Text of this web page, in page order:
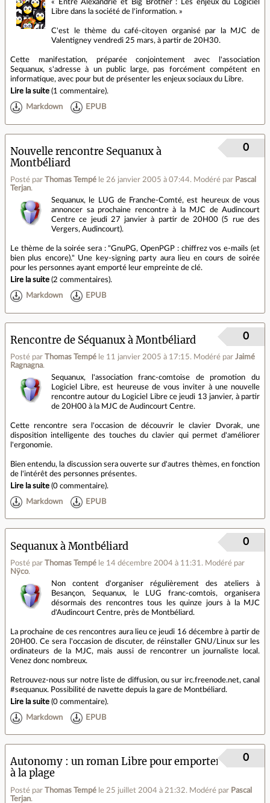
« Entre Alexandrie et Big Brother : Les enjeux du Logiciel
Libre dans la société de l'information. »
C'est le thème du café-citoyen organisé par la MJC de
Valentigney vendredi 25 mars, à partir de 20H30.
Cette manifestation, préparée conjointement avec l'association
Sequanux, s'adresse à un public large, pas forcément compétent en
informatique, avec pour but de présenter les enjeux sociaux du Libre.
Lire la suite (1 commentaire).
Markdown EPUB
Nouvelle rencontre Sequanux à
Montbéliard
Posté par Thomas Tempé le 26 janvier 2005 à 07:44. Modéré par Pascal
Terjan.
0
Sequanux, le LUG de Franche-Comté, est heureux de vous
annoncer sa prochaine rencontre à la MJC de Audincourt
Centre ce jeudi 27 janvier à partir de 20H00 (5 rue des
Vergers, Audincourt).
Le thème de la soirée sera : "GnuPG, OpenPGP : chiffrez vos e-mails (et
bien plus encore)." Une key-signing party aura lieu en cours de soirée
pour les personnes ayant emporté leur empreinte de clé.
Lire la suite (2 commentaires).
Markdown EPUB
Rencontre de Séquanux à Montbéliard
Posté par Thomas Tempé le 11 janvier 2005 à 17:15. Modéré par Jaimé
Ragnagna.
0
Sequanux, l'association franc-comtoise de promotion du
Logiciel Libre, est heureuse de vous inviter à une nouvelle
rencontre autour du Logiciel Libre ce jeudi 13 janvier, à partir
de 20H00 à la MJC de Audincourt Centre.
Cette rencontre sera l'occasion de découvrir le clavier Dvorak, une
disposition intelligente des touches du clavier qui permet d'améliorer
l'ergonomie.
Bien entendu, la discussion sera ouverte sur d'autres thèmes, en fonction
de l'intérêt des personnes présentes.
Lire la suite (0 commentaire).
Markdown EPUB
Sequanux à Montbéliard
Posté par Thomas Tempé le 14 décembre 2004 à 11:31 . Modéré par
Nÿco.
0
Non content d'organiser régulièrement des ateliers à
Besançon, Sequanux, le LUG franc-comtois, organisera
désormais des rencontres tous les quinze jours à la MJC
d'Audincourt Centre, près de Montbéliard.
La prochaine de ces rencontres aura lieu ce jeudi 16 décembre à partir de
20H00. Ce sera l'occasion de discuter, de réinstaller GNU/Linux sur les
ordinateurs de la MJC, mais aussi de rencontrer un journaliste local.
Venez donc nombreux.
Retrouvez-nous sur notre liste de diffusion, ou sur irc.freenode.net, canal
#sequanux. Possibilité de navette depuis la gare de Montbéliard.
Lire la suite (0 commentaire).
Markdown EPUB
Autonomy : un roman Libre pour emporter
à la plage
Posté par Thomas Tempé le 25 juillet 2004 à 21:32. Modéré par Pascal
Terjan.
0